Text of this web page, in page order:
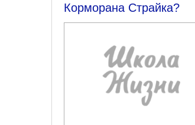
Корморана Страйка?